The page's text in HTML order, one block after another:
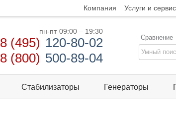
Компания Услуги и сервис
пн-пт 09:00 – 19:30
8 (495) 120-80-02
8 (800) 500-89-04
Сравнение
Стабилизаторы Генераторы